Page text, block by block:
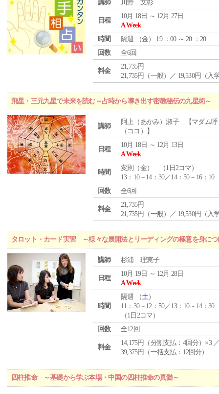
講師 川野 文彰
日程
10月 18日 ～ 12月 27日
A Week
時間
隔週 （金） 19 ：00 ～ 20 ：20
回数
全6回
料金
21,735円
21,735円（一般）／ 19,530円（入
飛星・三元九星で未来を読む～占時から導き出す密教秘伝の九星術～
講師
阿上（あかみ）淑子 【マダム呼
（ココ）】
日程
10月 18日 ～ 12月 13日
A Week
時間
変則（金） （1日2コマ）
13：10～14：30／14：50～16：10
回数
全6回
料金
21,735円
21,735円（一般）／ 19,530円（入
タロット・カード実習 ～様々な展開法とリーディングの極意を身につ
講師 杉浦 理恵子
日程
10月 19日 ～ 12月 28日
A Week
時間
隔週 （土）
11：30～12：50／13：10～14：30
（1日2コマ）
回数
全12回
料金
14,175円（分割支払：4回分）×3
39,375円（一括支払：12回分）
四柱推命 ～基礎から学ぶ本場・中国の四柱推命の真髄～